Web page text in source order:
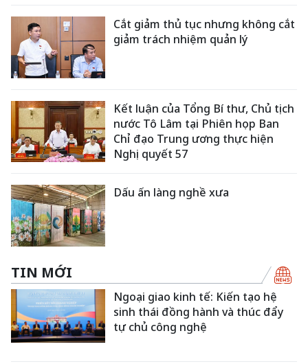
Cắt giảm thủ tục nhưng không cắt
giảm trách nhiệm quản lý
Kết luận của Tổng Bí thư, Chủ tịch
nước Tô Lâm tại Phiên họp Ban
Chỉ đạo Trung ương thực hiện
Nghị quyết 57
Dấu ấn làng nghề xưa
TIN MỚI
Ngoại giao kinh tế: Kiến tạo hệ
sinh thái đồng hành và thúc đẩy
tự chủ công nghệ